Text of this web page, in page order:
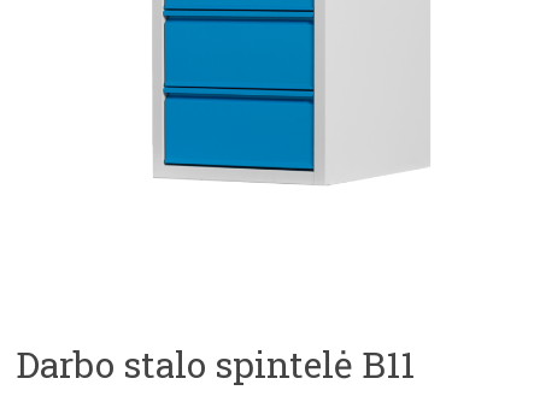
Darbo stalo spintelė B11